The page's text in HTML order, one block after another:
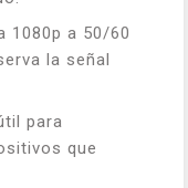
1080p a 50/60
la señal
para
que